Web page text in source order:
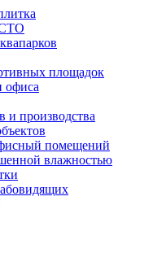
СТО
площадок
офиса
и производства
помещений
влажностью